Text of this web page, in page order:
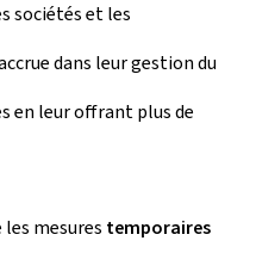
sociétés et les
dans leur gestion du
en leur offrant plus de
les mesures temporaires